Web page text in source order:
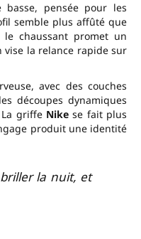
basse, pensée pour les
semble plus affûté que
le chaussant promet un
la relance rapide sur
avec des couches
découpes dynamiques
La griffe Nikese fait plus
produit une identité
la nuit, et